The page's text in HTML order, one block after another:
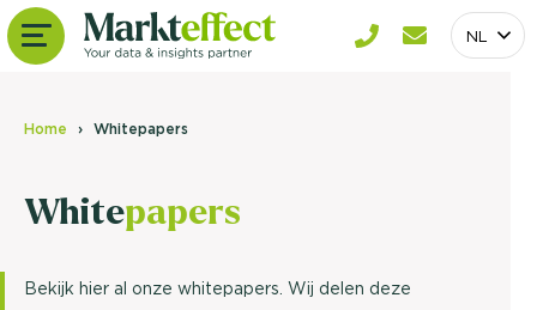
NL
Home Whitepapers
Whitepapers
Bekijk hier al onze whitepapers. Wij delen deze